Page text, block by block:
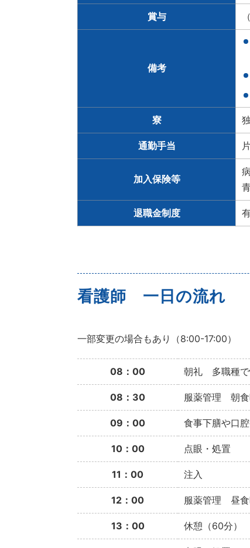
賞与
備考
寮
通勤手当
加入保険等
退職金制度
看護師 一日の流れ
一部変更の場合もあり（8:00-17:00）
08：00 朝礼 多職種
08：30 服薬管理 朝食
09：00 食事下膳や口
10：00 点眼・処置
11：00 注入
12：00 服薬管理 昼食
13：00 休憩（60分）